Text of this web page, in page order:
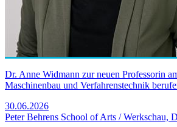
Dr. Anne Widmann zur neuen Professorin
Maschinenbau und Verfahrenstechnik
30.06.2026
Peter Behrens School of Arts / Werkschau,